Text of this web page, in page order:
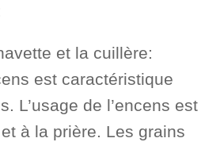
et la cuillère:
est caractéristique
L’usage de l’encens est
à la prière. Les grains